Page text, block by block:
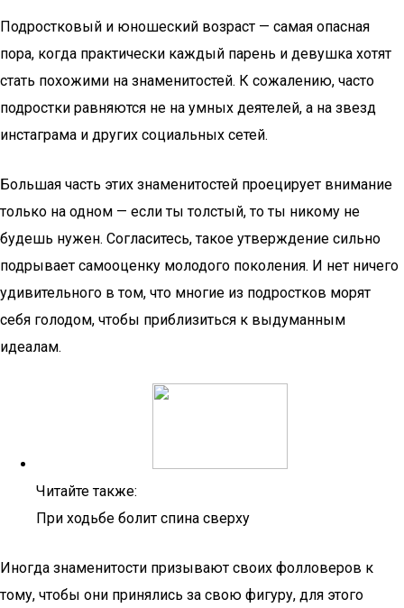
Подростковый и юношеский возраст — самая опасная
пора, когда практически каждый парень и девушка хотят
стать похожими на знаменитостей. К сожалению, часто
подростки равняются не на умных деятелей, а на звезд
инстаграма и других социальных сетей.
Большая часть этих знаменитостей проецирует внимание
только на одном — если ты толстый, то ты никому не
будешь нужен. Согласитесь, такое утверждение сильно
подрывает самооценку молодого поколения. И нет ничего
удивительного в том, что многие из подростков морят
себя голодом, чтобы приблизиться к выдуманным
идеалам.
Читайте также:
При ходьбе болит спина сверху
Иногда знаменитости призывают своих фолловеров к
тому, чтобы они принялись за свою фигуру, для этого